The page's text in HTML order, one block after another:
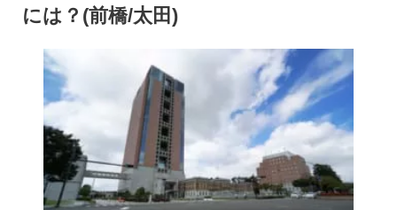
には？(前橋/太田)